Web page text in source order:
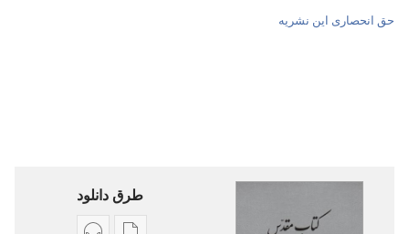
حق انحصاری این نشریه
طرق دانلود